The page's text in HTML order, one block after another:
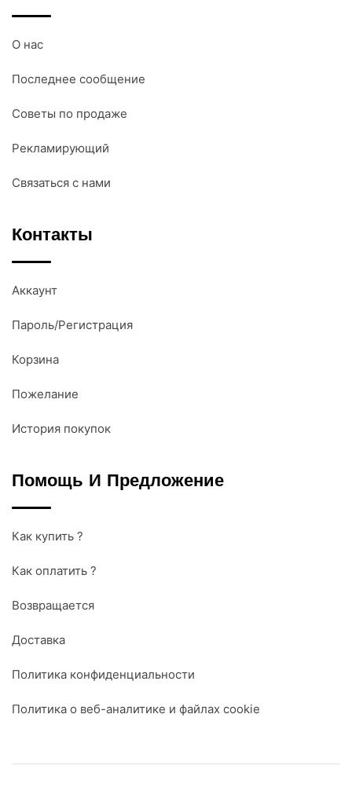
О нас
Последнее сообщение
Советы по продаже
Рекламирующий
Связаться с нами
Контакты
Аккаунт
Пароль/Регистрация
Корзина
Пожелание
История покупок
Помощь И Предложение
Как купить ?
Как оплатить ?
Возвращается
Доставка
Политика конфиденциальности
Политика о веб-аналитике и файлах cookie